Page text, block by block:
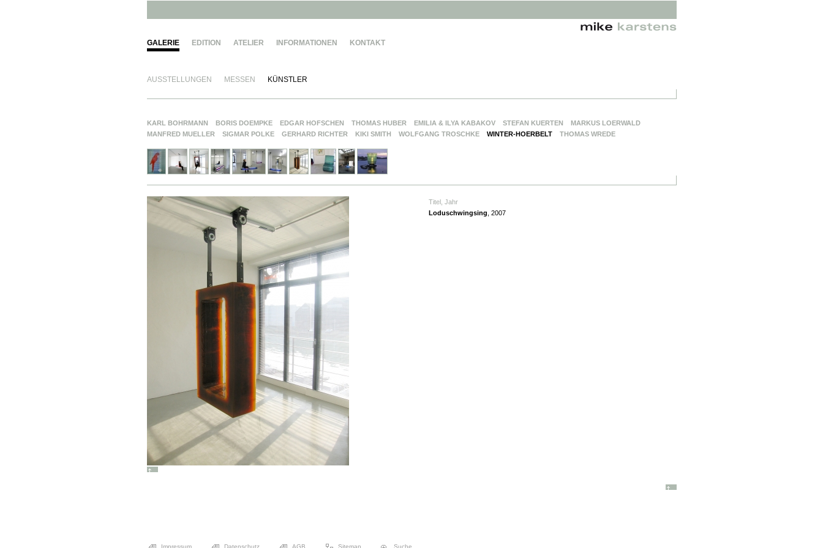
GALERIE EDITION ATELIER INFORMATIONEN KONTAKT
AUSSTELLUNGEN MESSEN KÜNSTLER
KARL BOHRMANN BORIS DOEMPKE EDGAR HOFSCHEN THOMAS HUBER EMILIA & ILYA KABAKOV STEFAN KUERTEN
MARKUS LOERWALD
MANFRED MUELLER
SIGMAR POLKE GERHARD RICHTER KIKI SMITH WOLFGANG TROSCHKE WINTER-HOERBELT THOMAS WREDE
Titel, Jahr
Loduschwingsing , 2007
Impressum Datenschutz AGB Sitemap Suche